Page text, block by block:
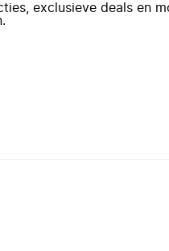
exclusieve deals en